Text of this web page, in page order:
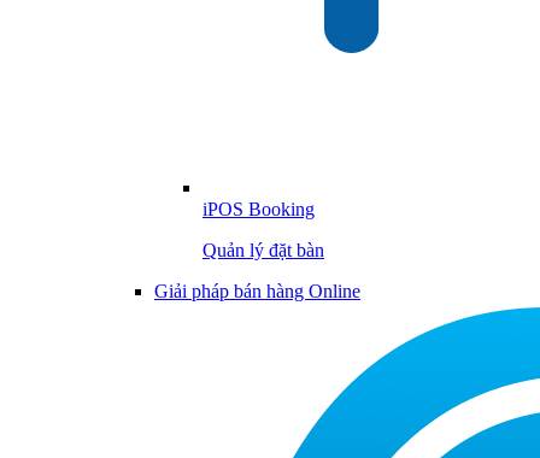
iPOS Booking
Quản lý đặt bàn
Giải pháp bán hàng Online